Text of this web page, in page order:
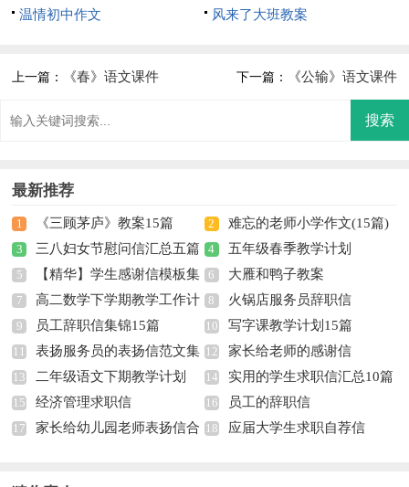
温情初中作文
风来了大班教案
上一篇： 《春》语文课件 下一篇： 《公输》语文课件
最新推荐
1 《三顾茅庐》教案15篇 2 难忘的老师小学作文(15篇)
3 三八妇女节慰问信汇总五篇 4 五年级春季教学计划
5
【精华】学生感谢信模板集
合五篇
6 大雁和鸭子教案
7
高二数学下学期教学工作计
划
8 火锅店服务员辞职信
9 员工辞职信集锦15篇 10 写字课教学计划15篇
11
表扬服务员的表扬信范文集
锦9篇
12 家长给老师的感谢信
13 二年级语文下期教学计划 14 实用的学生求职信汇总10篇
15 经济管理求职信 16 员工的辞职信
17
家长给幼儿园老师表扬信合 18 应届大学生求职自荐信